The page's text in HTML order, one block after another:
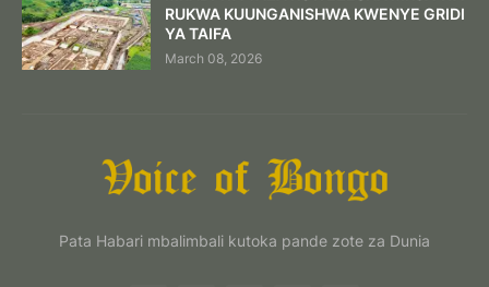
RUKWA KUUNGANISHWA KWENYE GRIDI
YA TAIFA
March 08, 2026
Pata Habari mbalimbali kutoka pande zote za Dunia